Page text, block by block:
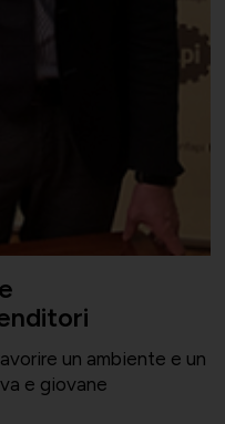
un ambiente e un
e giovane